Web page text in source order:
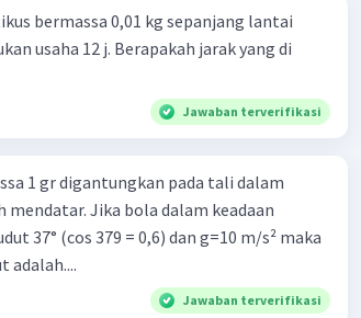
bermassa 0,01 kg sepanjang lantai
usaha 12 j. Berapakah jarak yang di
Jawaban terverifikasi
1 gr digantungkan pada tali dalam
Jika bola dalam keadaan
37° (cos 379 = 0,6) dan g=10 m/s² maka
adalah....
Jawaban terverifikasi